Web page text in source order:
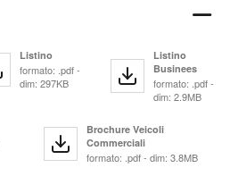
Listino
formato: .pdf -
dim: 297KB
Listino
Businees
formato: .pdf -
dim: 2.9MB
Brochure Veicoli
Commerciali
formato: .pdf - dim: 3.8MB